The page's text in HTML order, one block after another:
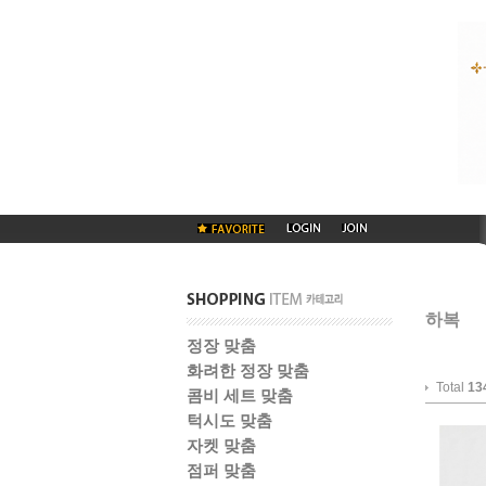
정장 맞춤
화려한 정장 맞춤
콤비 세트 맞춤
턱시도 맞춤
자켓 맞춤
점퍼 맞춤
하복
Total